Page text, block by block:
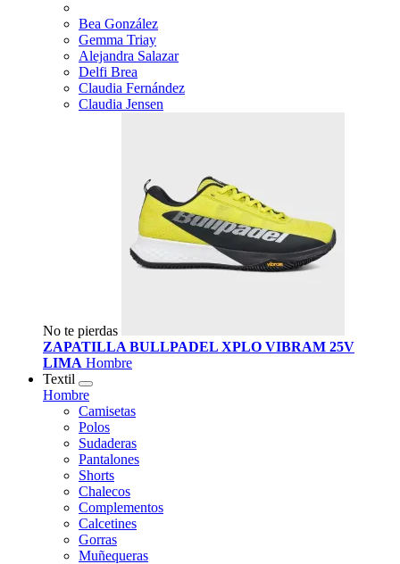
Bea González
Gemma Triay
Alejandra Salazar
Delfi Brea
Claudia Fernández
Claudia Jensen
No te pierdas
ZAPATILLA BULLPADEL XPLO VIBRAM 25V
LIMA Hombre
Textil
Hombre
Camisetas
Polos
Sudaderas
Pantalones
Shorts
Chalecos
Complementos
Calcetines
Gorras
Muñequeras